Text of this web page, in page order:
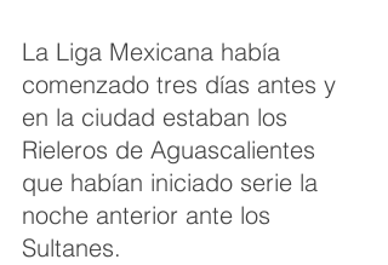
La Liga Mexicana había
comenzado tres días antes y
en la ciudad estaban los
Rieleros de Aguascalientes
que habían iniciado serie la
noche anterior ante los
Sultanes.